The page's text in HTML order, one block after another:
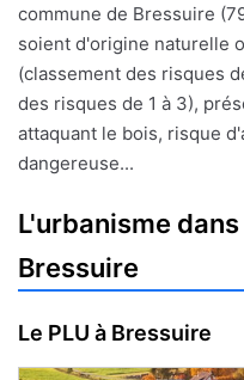
commune de Bressuire
soient d'origine naturelle
(classement des risques
des risques de 1 à 3),
attaquant le bois, risque
dangereuse...
L'urbanisme
Bressuire
Le PLU à Bressuire